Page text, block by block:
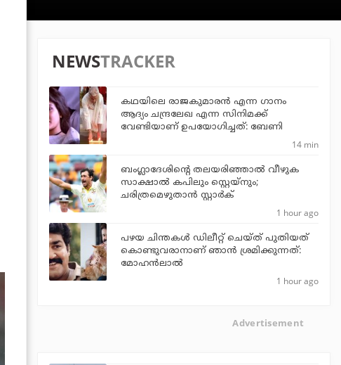
NEWSTRACKER
കഥയിലെ രാജകുമാരൻ എന്ന ഗാനം
ആദ്യം ചന്ദ്രലേഖ എന്ന സിനിമക്ക്
വേണ്ടിയാണ് ഉപയോഗിച്ചത്: ബേണി
14 min
ബംഗ്ലാദേശിന്റെ തലയരിഞ്ഞാല്‍ വീഴുക
സാക്ഷാല്‍ കപിലും സ്റ്റെയ്‌നും;
ചരിത്രമെഴുതാന്‍ സ്റ്റാര്‍ക്
1 hour ago
പഴയ ചിന്തകള്‍ ഡിലീറ്റ് ചെയ്ത് പുതിയത്
കൊണ്ടുവരാനാണ് ഞാന്‍ ശ്രമിക്കുന്നത്:
മോഹന്‍ലാല്‍
1 hour ago
Advertisement